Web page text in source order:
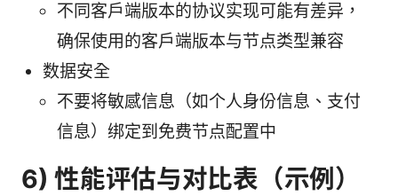
不同客户端版本的协议实现可能有差异，
确保使用的客户端版本与节点类型兼容
数据安全
不要将敏感信息（如个人身份信息、支付
信息）绑定到免费节点配置中
6) 性能评估与对比表（示例）